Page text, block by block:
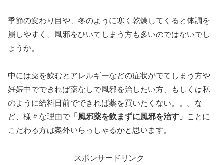
季節の変わり目や、冬のように寒く乾燥してくると体調を
崩しやすく、風邪をひいてしまう方も多いのではないでし
ょうか。
中には薬を飲むとアレルギーなどの症状がでてしまう方や
妊娠中でできれば薬なしで風邪を治したい方、もしくは私
のように給料日前でできれば薬を買いたくない。。。な
ど、様々な理由で 「風邪薬を飲まずに風邪を治す」
ことに
こだわる方は案外いらっしゃるかと思います。
スポンサードリンク